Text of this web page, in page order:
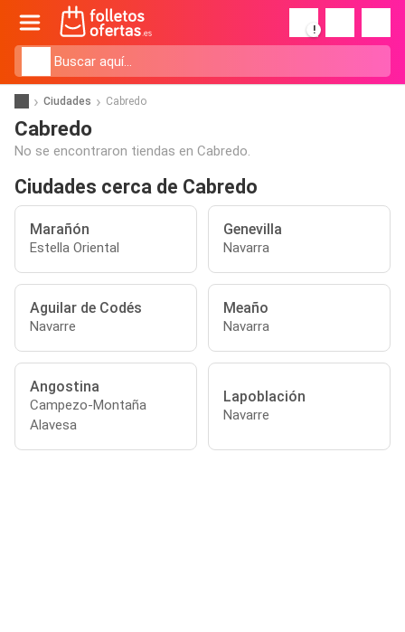
!
Ciudades Cabredo
Cabredo
No se encontraron tiendas en Cabredo.
Ciudades cerca de Cabredo
Marañón
Estella Oriental
Genevilla
Navarra
Aguilar de Codés
Navarre
Meaño
Navarra
Angostina
Campezo-Montaña
Alavesa
Lapoblación
Navarre